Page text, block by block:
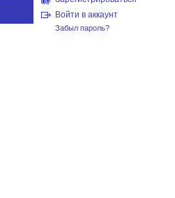
Войти в аккаунт
Забыл пароль?